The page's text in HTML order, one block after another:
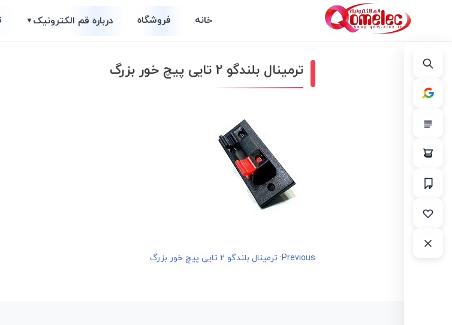
خانه فروشگاه درباره قم الکترونیک▼
ترمینال بلندگو 2 تایی پیچ خور بزرگ
راهبری
Previous: ترمینال بلندگو 2 تایی پیچ خور بزرگ